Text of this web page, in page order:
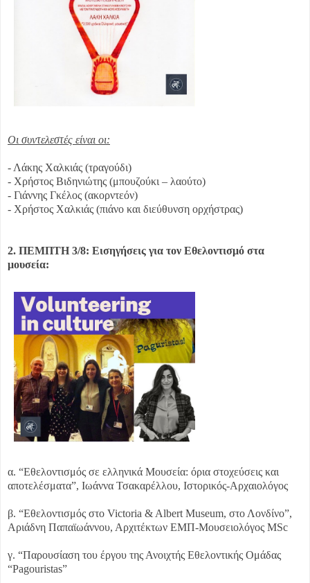
Οι συντελεστές είναι οι:
- Λάκης Χαλκιάς (τραγούδι)
- Χρήστος Βιδηνιώτης (μπουζούκι – λαούτο)
- Γιάννης Γκέλος (ακορντεόν)
- Χρήστος Χαλκιάς (πιάνο και διεύθυνση ορχήστρας)
2. ΠΕΜΠΤΗ 3/8: Εισηγήσεις για τον Εθελοντισμό στα
μουσεία:
α. “Εθελοντισμός σε ελληνικά Μουσεία: όρια στοχεύσεις και
αποτελέσματα”, Ιωάννα Τσακαρέλλου, Ιστορικός-Αρχαιολόγος
β. “Εθελοντισμός στο Victoria & Albert Museum, στο Λονδίνο”,
Αριάδνη Παπαϊωάννου, Αρχιτέκτων ΕΜΠ-Μουσειολόγος MSc
γ. “Παρουσίαση του έργου της Ανοιχτής Εθελοντικής Ομάδας
“Pagouristas”